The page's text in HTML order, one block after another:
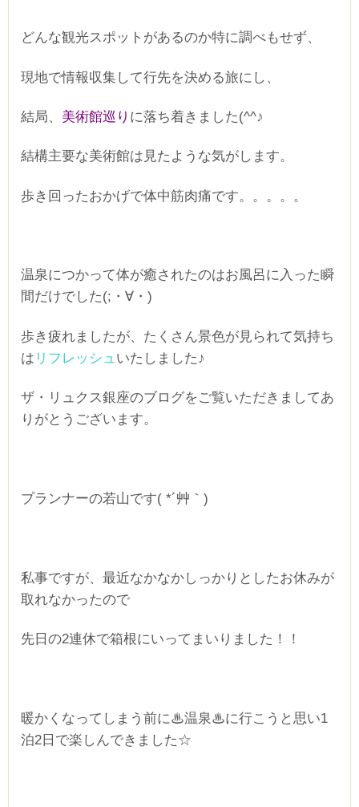
どんな観光スポットがあるのか特に調べもせず、
現地で情報収集して行先を決める旅にし、
結局、 美術館巡り に落ち着きました(^^♪
結構主要な美術館は見たような気がします。
歩き回ったおかげで体中筋肉痛です。。。。。
温泉につかって体が癒されたのはお風呂に入った瞬
間だけでした(;・∀・)
歩き疲れましたが、たくさん景色が見られて気持ち
は リフレッシュ いたしました♪
ザ・リュクス銀座のブログをご覧いただきましてあ
りがとうございます。
プランナーの若山です( *´艸｀)
私事ですが、最近なかなかしっかりとしたお休みが
取れなかったので
先日の2連休で箱根にいってまいりました！！
暖かくなってしまう前に♨温泉♨に行こうと思い1
泊2日で楽しんできました☆